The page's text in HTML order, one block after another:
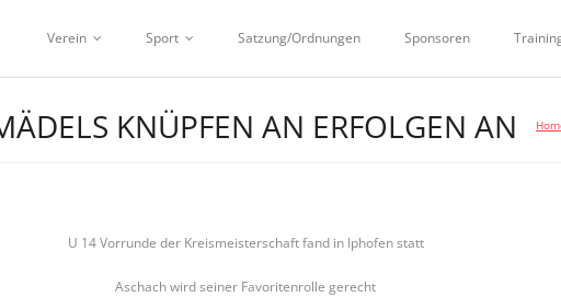
Verein Sport Satzung/Ordnungen Sponsoren
KNÜPFEN AN ERFOLGEN AN
U 14 Vorrunde der Kreismeisterschaft fand in Iphofen statt
Aschach wird seiner Favoritenrolle gerecht